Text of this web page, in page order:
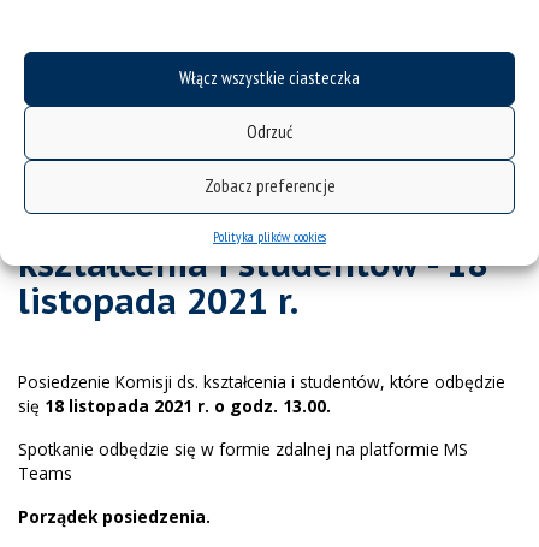
Włącz wszystkie ciasteczka
Odrzuć
Zobacz preferencje
Polityka plików cookies
Posiedzenie Komisji ds.
kształcenia i studentów - 18
listopada 2021 r.
Posiedzenie Komisji ds. kształcenia i studentów, które odbędzie
się 18 listopada 2021 r. o godz. 13.00.
Spotkanie odbędzie się w formie zdalnej na platformie MS
Teams
Porządek posiedzenia.
Posiedzenie komisji - 30.11.2020
Posiedzenie komisji - 19.10.2020